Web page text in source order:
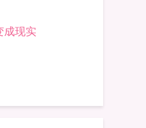
赢来秦王嬴政的私臣，
韦，如何智斗嫪毐，如
成现实